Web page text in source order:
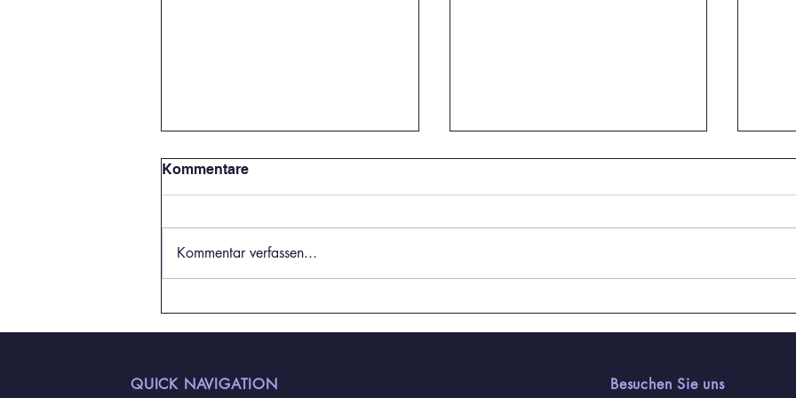
Kommentare
Kommentar verfassen...
QUICK NAVIGATION Besuchen Sie uns